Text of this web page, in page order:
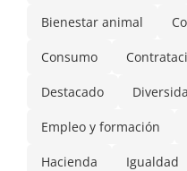
Bienestar animal
Consumo
Destacado
Empleo y formación
Hacienda Igualdad